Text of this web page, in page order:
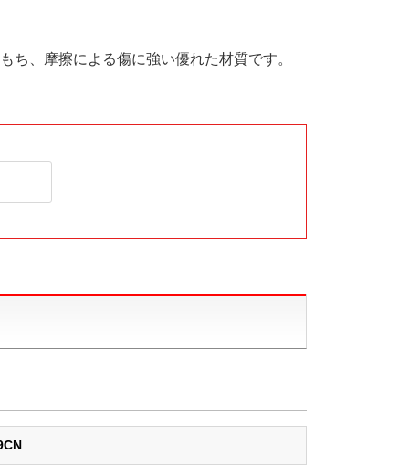
、摩擦による傷に強い優れた材質です。